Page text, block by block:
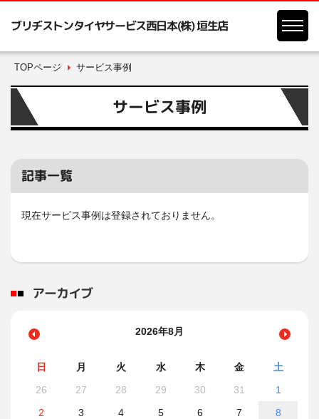
ブリヂストンタイヤサービス西日本(株) 垣生店
TOPページ サービス事例
サービス事例
記事一覧
現在サービス事例は登録されておりません。
アーカイブ
2026年8月
日 月 火 水 木 金
土
26
27 28 29 30 31
1
2
3 4 5 6 7
8